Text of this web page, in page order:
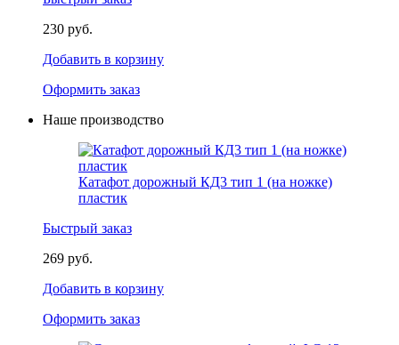
230 руб.
Добавить в корзину
Оформить заказ
Наше производство
Катафот дорожный КД3 тип 1 (на ножке)
пластик
Быстрый заказ
269 руб.
Добавить в корзину
Оформить заказ